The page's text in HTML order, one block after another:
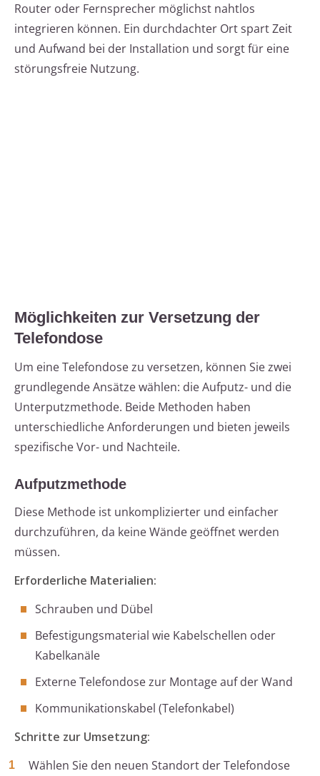
Router oder Fernsprecher möglichst nahtlos
integrieren können. Ein durchdachter Ort spart Zeit
und Aufwand bei der Installation und sorgt für eine
störungsfreie Nutzung.
Möglichkeiten zur Versetzung der
Telefondose
Um eine Telefondose zu versetzen, können Sie zwei
grundlegende Ansätze wählen: die Aufputz- und die
Unterputzmethode. Beide Methoden haben
unterschiedliche Anforderungen und bieten jeweils
spezifische Vor- und Nachteile.
Aufputzmethode
Diese Methode ist unkomplizierter und einfacher
durchzuführen, da keine Wände geöffnet werden
müssen.
Erforderliche Materialien:
Schrauben und Dübel
Befestigungsmaterial wie Kabelschellen oder
Kabelkanäle
Externe Telefondose zur Montage auf der Wand
Kommunikationskabel (Telefonkabel)
Schritte zur Umsetzung:
Wählen Sie den neuen Standort der Telefondose